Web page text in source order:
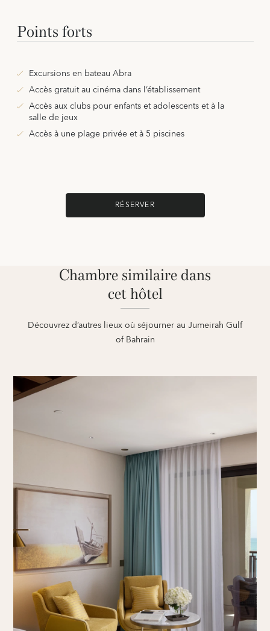
Points forts
Excursions en bateau Abra
Accès gratuit au cinéma dans l’établissement
Accès aux clubs pour enfants et adolescents et à la
salle de jeux
Accès à une plage privée et à 5 piscines
RÉSERVER
Chambre similaire dans
cet hôtel
Découvrez d’autres lieux où séjourner au Jumeirah Gulf
of Bahrain